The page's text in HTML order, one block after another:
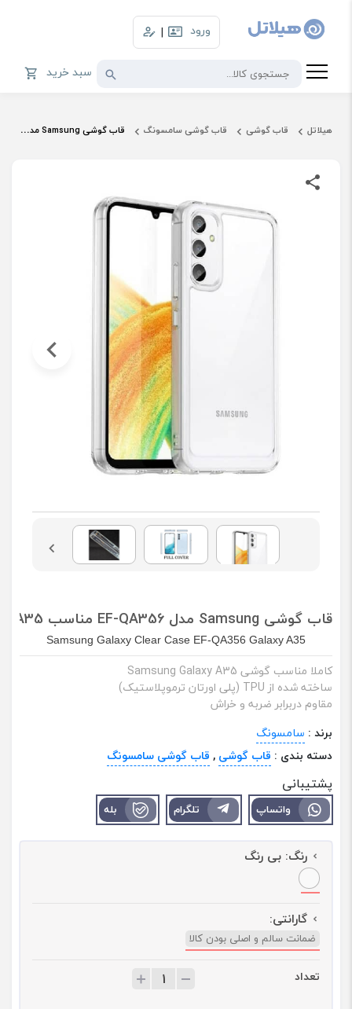
ورود |
سبد خرید
هیلاتل قاب گوشی قاب گوشی سامسونگ قاب گوشی Samsung مدل EF-QA356 مناسب Galaxy A35
قاب گوشی Samsung مدل EF-QA356 مناسب Galaxy A35
Samsung Galaxy Clear Case EF-QA356 Galaxy A35
کاملا مناسب گوشی Samsung Galaxy A35
ساخته شده از TPU (پلی اورتان ترموپلاستیک)
مقاوم دربرابر ضربه و خراش
برند : سامسونگ
دسته بندی : قاب گوشی , قاب گوشی سامسونگ
پشتیبانی
واتساپ تلگرام بله
رنگ: بی رنگ
گارانتی:
ضمانت سالم و اصلی بودن کالا
تعداد